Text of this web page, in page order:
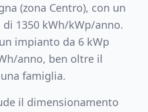
(zona Centro), con un
di 1350 kWh/kWp/anno.
impianto da 6 kWp
anno, ben oltre il
famiglia.
il dimensionamento